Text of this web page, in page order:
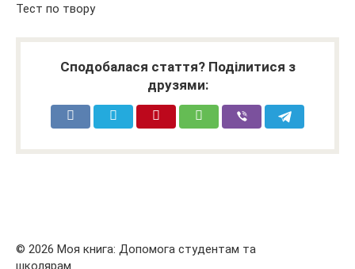
Тест по твору
Сподобалася стаття? Поділитися з
друзями:
© 2026 Моя книга: Допомога студентам та
школярам